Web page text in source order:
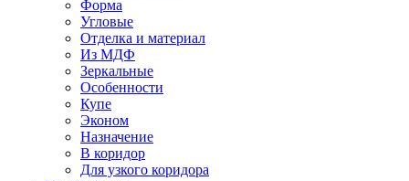
Форма
Угловые
Отделка и материал
Из МДФ
Зеркальные
Особенности
Купе
Эконом
Назначение
В коридор
Для узкого коридора